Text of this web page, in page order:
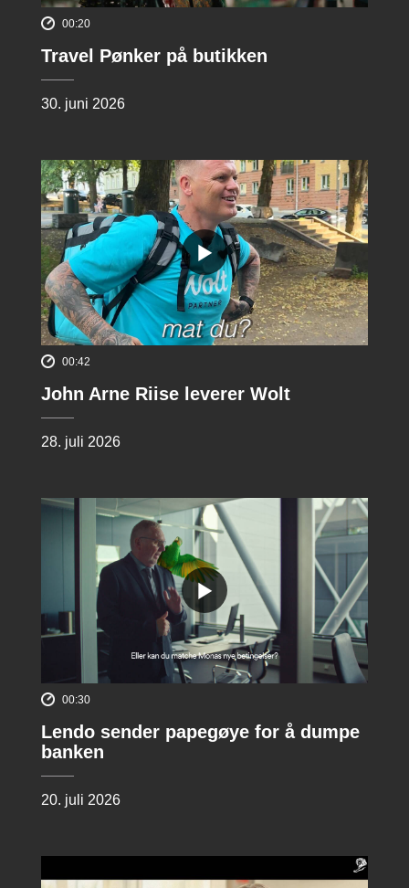
00:20
Travel Pønker på butikken
30. juni 2026
00:42
John Arne Riise leverer Wolt
28. juli 2026
00:30
Lendo sender papegøye for å dumpe
banken
20. juli 2026